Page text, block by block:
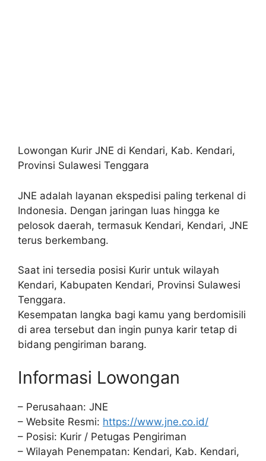
Lowongan Kurir JNE di Kendari, Kab. Kendari,
Provinsi Sulawesi Tenggara
JNE adalah layanan ekspedisi paling terkenal di
Indonesia. Dengan jaringan luas hingga ke
pelosok daerah, termasuk Kendari, Kendari, JNE
terus berkembang.
Saat ini tersedia posisi Kurir untuk wilayah
Kendari, Kabupaten Kendari, Provinsi Sulawesi
Tenggara.
Kesempatan langka bagi kamu yang berdomisili
di area tersebut dan ingin punya karir tetap di
bidang pengiriman barang.
Informasi Lowongan
– Perusahaan: JNE
– Website Resmi: https://www.jne.co.id/
– Posisi: Kurir / Petugas Pengiriman
– Wilayah Penempatan: Kendari, Kab. Kendari,